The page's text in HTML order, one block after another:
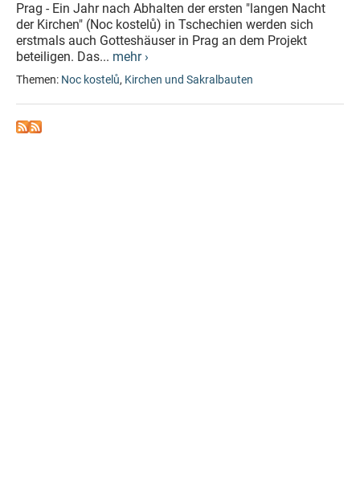
Prag - Ein Jahr nach Abhalten der ersten "langen Nacht
der Kirchen" (Noc kostelů) in Tschechien werden sich
erstmals auch Gotteshäuser in Prag an dem Projekt
beteiligen. Das... mehr ›
Themen: Noc kostelů, Kirchen und Sakralbauten